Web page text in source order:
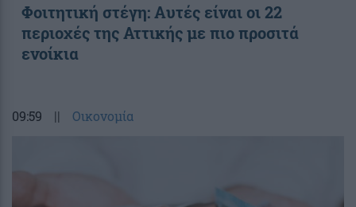
Φοιτητική στέγη: Aυτές είναι οι 22
περιοχές της Αττικής με πιο προσιτά
ενοίκια
09:59 || Οικονομία